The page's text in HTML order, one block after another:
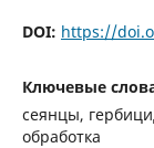
DOI: https://
Ключевые
сеянцы,
обработка